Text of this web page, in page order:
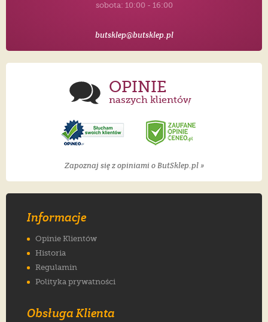
sobota: 10:00 - 16:00
butsklep@butsklep.pl
OPINIE
naszych klientów
Zapoznaj się z opiniami o ButSklep.pl »
Informacje
Opinie Klientów
Historia
Regulamin
Polityka prywatności
Obsługa Klienta